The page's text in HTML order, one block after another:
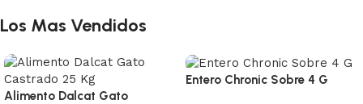
Los Mas Vendidos
Alimento Dalcat Gato
Entero Chronic Sobre 4 G